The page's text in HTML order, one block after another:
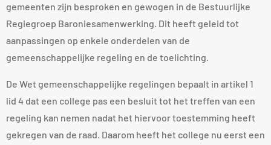
gemeenten zijn besproken en gewogen in de Bestuurlijke
Regiegroep Baroniesamenwerking. Dit heeft geleid tot
aanpassingen op enkele onderdelen van de
gemeenschappelijke regeling en de toelichting.
De Wet gemeenschappelijke regelingen bepaalt in artikel 1
lid 4 dat een college pas een besluit tot het treffen van een
regeling kan nemen nadat het hiervoor toestemming heeft
gekregen van de raad. Daarom heeft het college nu eerst een